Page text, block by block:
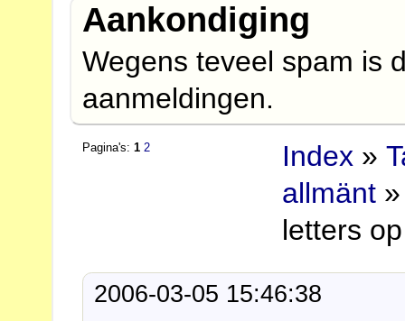
Aankondiging
Wegens teveel spam is
aanmeldingen.
Pagina's:1 2 Index »
allmänt
letters
2006-03-05 15:46:38